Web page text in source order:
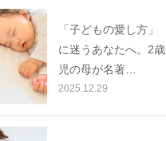
「子どもの愛し方」
に迷うあなたへ。2歳
児の母が名著…
2025.12.29